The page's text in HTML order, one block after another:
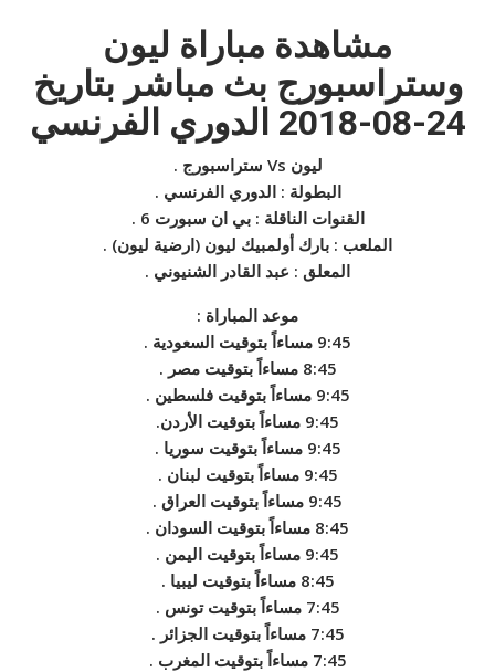
مشاهدة مباراة ليون
وستراسبورج بث مباشر بتاريخ
24-08-2018 الدوري الفرنسي
ليون Vs ستراسبورج .
البطولة : الدوري الفرنسي .
القنوات الناقلة : بي ان سبورت 6 .
الملعب : بارك أولمبيك ليون (ارضية ليون) .
المعلق : عبد القادر الشنيوني .
موعد المباراة :
9:45 مساءاً بتوقيت السعودية .
8:45 مساءاً بتوقيت مصر .
9:45 مساءاً بتوقيت فلسطين .
9:45 مساءاً بتوقيت الأردن.
9:45 مساءاً بتوقيت سوريا .
9:45 مساءاً بتوقيت لبنان .
9:45 مساءاً بتوقيت العراق .
8:45 مساءاً بتوقيت السودان .
9:45 مساءاً بتوقيت اليمن .
8:45 مساءاً بتوقيت ليبيا .
7:45 مساءاً بتوقيت تونس .
7:45 مساءاً بتوقيت الجزائر .
7:45 مساءاً بتوقيت المغرب .